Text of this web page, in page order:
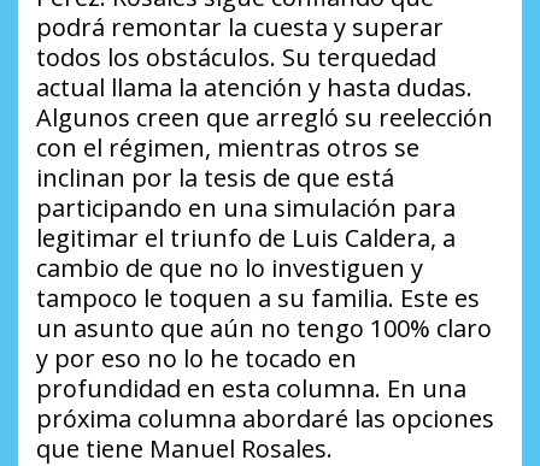
podrá remontar la cuesta y superar
todos los obstáculos. Su terquedad
actual llama la atención y hasta dudas.
Algunos creen que arregló su reelección
con el régimen, mientras otros se
inclinan por la tesis de que está
participando en una simulación para
legitimar el triunfo de Luis Caldera, a
cambio de que no lo investiguen y
tampoco le toquen a su familia. Este es
un asunto que aún no tengo 100% claro
y por eso no lo he tocado en
profundidad en esta columna. En una
próxima columna abordaré las opciones
que tiene Manuel Rosales.